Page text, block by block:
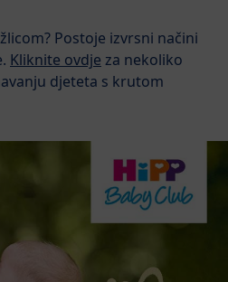
Postoje izvrsni načini
Kliknite ovdje za nekoliko
djeteta s krutom